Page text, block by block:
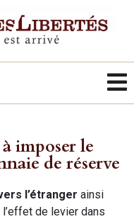
imposer le
de réserve
l’étranger ainsi
de levier dans